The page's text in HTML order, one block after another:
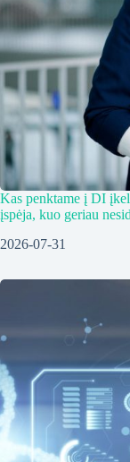
Kas penktame į DI
įspėja, kuo geriau
2026-07-31